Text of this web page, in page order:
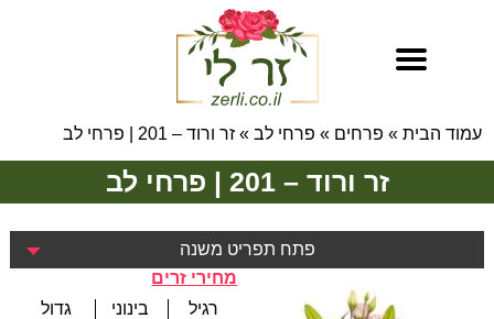
עמוד הבית » פרחים » פרחי לב » זר ורוד – 201 | פרחי לב
זר ורוד – 201 | פרחי לב
פתח תפריט משנה
מחירי זרים
רגיל
בינוני
גדול